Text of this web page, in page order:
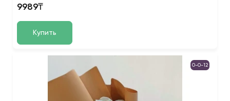
9989₸
Купить
0-0-12